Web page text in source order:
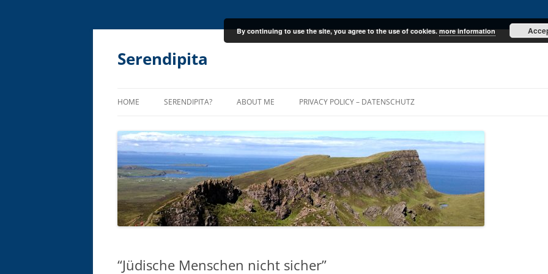
Skip
Serendipita
HOME SERENDIPITA? ABOUT ME PRIVACY POLICY – DATENSCHUTZ
“Jüdische Menschen nicht sicher”
By continuing to use the site, you agree to the use of cookies.more information